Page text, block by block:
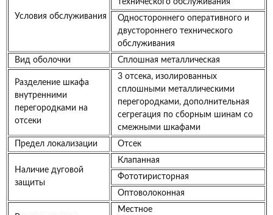
Условия обслуживания
технического обслуживания
Одностороннего оперативного и
двустороннего технического
обслуживания
Вид оболочки
Сплошная металлическая
Разделение шкафа
внутренними
перегородками на
отсеки
3 отсека, изолированных
сплошными металлическими
перегородками, дополнительная
сегрегация по сборным шинам со
смежными шкафами
Предел локализации
Отсек
Наличие дуговой
защиты
Клапанная
Фототиристорная
Оптоволоконная
Местное